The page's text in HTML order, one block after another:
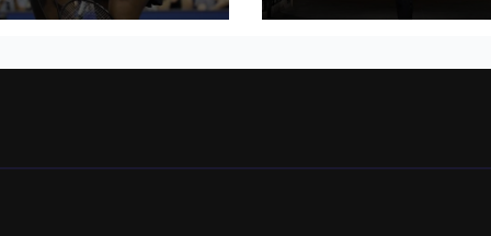
2026
REGRESO DEL REY